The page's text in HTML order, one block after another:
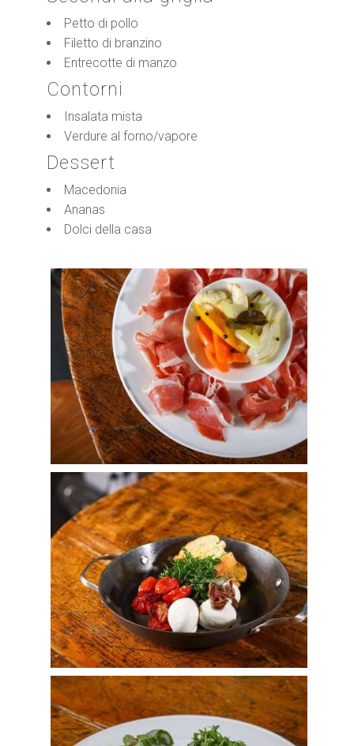
Petto di pollo
Filetto di branzino
Entrecotte di manzo
Contorni
Insalata mista
Verdure al forno/vapore
Dessert
Macedonia
Ananas
Dolci della casa